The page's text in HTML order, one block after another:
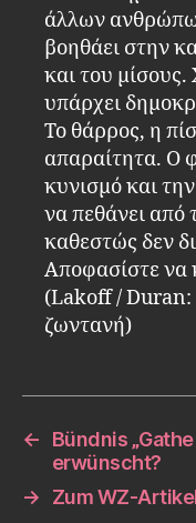
άλλων
βοηθάει στην
και του
υπάρχει
Το θάρρος, η
απαραίτητα. Ο
κυνισμό και
να πεθάνει από
καθεστώς δεν
Αποφασίστε να
(Lakoff / Duran:
ζωντανή)
←
Bündnis
erwünscht?
→
Zum WZ-